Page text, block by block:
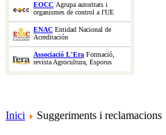
EOCC Agrupa autoritats i
organismes de control a l'UE
ENAC Entidad Nacional de
Acreditación
Associació L'Era Formació,
revista Agrocultura, Esporus
Inici
Suggeriments i reclamacions